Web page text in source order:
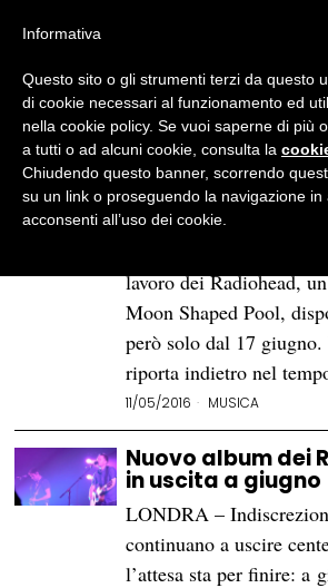
BROWSE TAG
“A Moon Shaped
del passato di
nel nuovo disco
lavoro dei Radiohead,
Moon Shaped Pool,
però solo dal 17 giugno.
riporta indietro nel
11/05/2016 MUSICA
Nuovo album dei
in uscita a giugno
LONDRA –
continuano a uscire
l’attesa sta per finire: a
Informativa
Questo sito o gli strumenti terzi da questo
di cookie necessari al funzionamento ed
nella cookie policy. Se vuoi saperne di più
a tutti o ad alcuni cookie, consulta la
Chiudendo questo banner, scorrendo
su un link o proseguendo la navigazione in
acconsenti all’uso dei cookie.